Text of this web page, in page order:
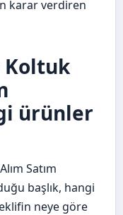
karar verdiren
Koltuk
ürünler
Satım
başlık, hangi
neye göre